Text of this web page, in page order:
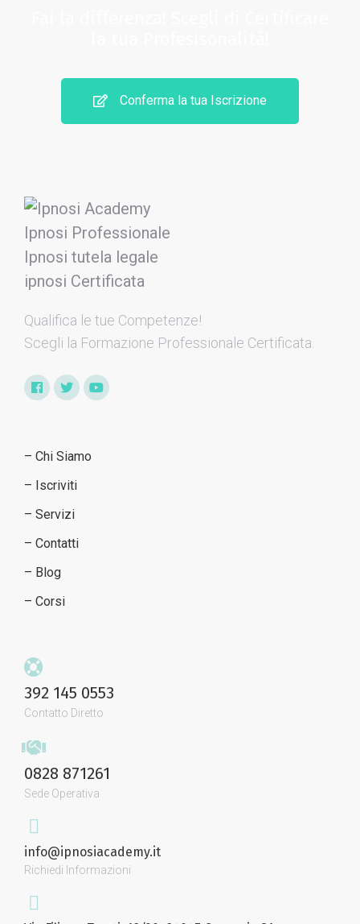
Conferma la tua Iscrizione
Qualifica le tue Competenze​!
Scegli la Formazione Professionale Certificata.
– Chi Siamo
– Iscriviti
– Servizi
– Contatti
– Blog
– Corsi
392 145 0553
Contatto Diretto
0828 871261
Sede Operativa
info@ipnosiacademy.it
Richiedi Informazioni